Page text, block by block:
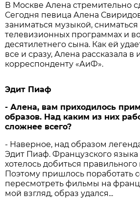
В Москве Алена стремительно
Сегодня певица Алена
заниматься музыкой, сниматься
телевизионных программах и
десятилетнего сына. Как ей
все и сразу, Алена рассказала в
корреспонденту «АиФ».
Эдит Пиаф
- Алена, вам приходилось
образов. Над каким из них
сложнее всего?
- Наверное, над образом
Эдит Пиаф. Французского языка
хотелось добиться
Поэтому пришлось поработать
пересмотреть фильмы на
мой взгляд, образ удался...